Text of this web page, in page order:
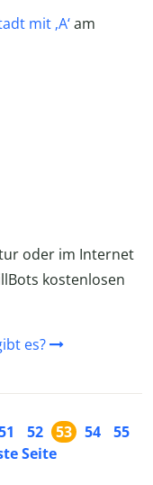
mit ‚A‘am
oder im Internet
kostenlosen
es?
52 53 54
55
Seite